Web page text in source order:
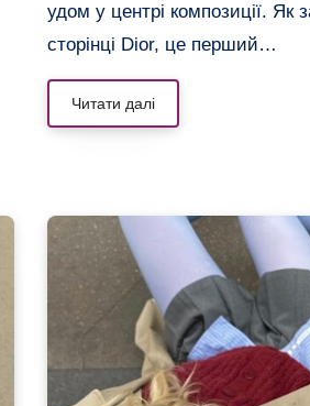
удом у центрі композиції. Як
сторінці Dior, це перший…
Читати далі